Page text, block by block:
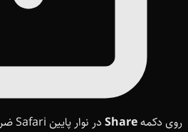
روی دکمهShare در نوار پایین Safari ضربه بزنید